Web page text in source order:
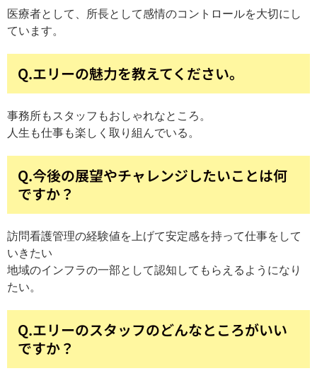
医療者として、所長として感情のコントロールを大切にし
ています。
Q.エリーの魅力を教えてください。
事務所もスタッフもおしゃれなところ。
人生も仕事も楽しく取り組んでいる。
Q.今後の展望やチャレンジしたいことは何
ですか？
訪問看護管理の経験値を上げて安定感を持って仕事をして
いきたい
地域のインフラの一部として認知してもらえるようになり
たい。
Q.エリーのスタッフのどんなところがいい
ですか？